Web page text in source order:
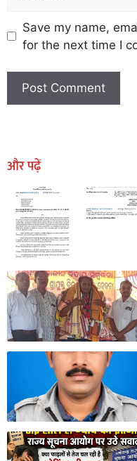
Save my name,
for the next time I
और पढ़ें